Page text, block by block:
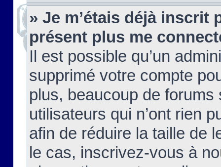
» Je m’étais déjà inscrit
présent plus me
Il est possible qu’un
supprimé votre compte
plus, beaucoup de
utilisateurs qui n’ont rien
afin de réduire la taille de
le cas, inscrivez-vous à